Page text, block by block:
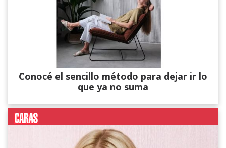
Conocé el sencillo método para dejar ir lo
que ya no suma